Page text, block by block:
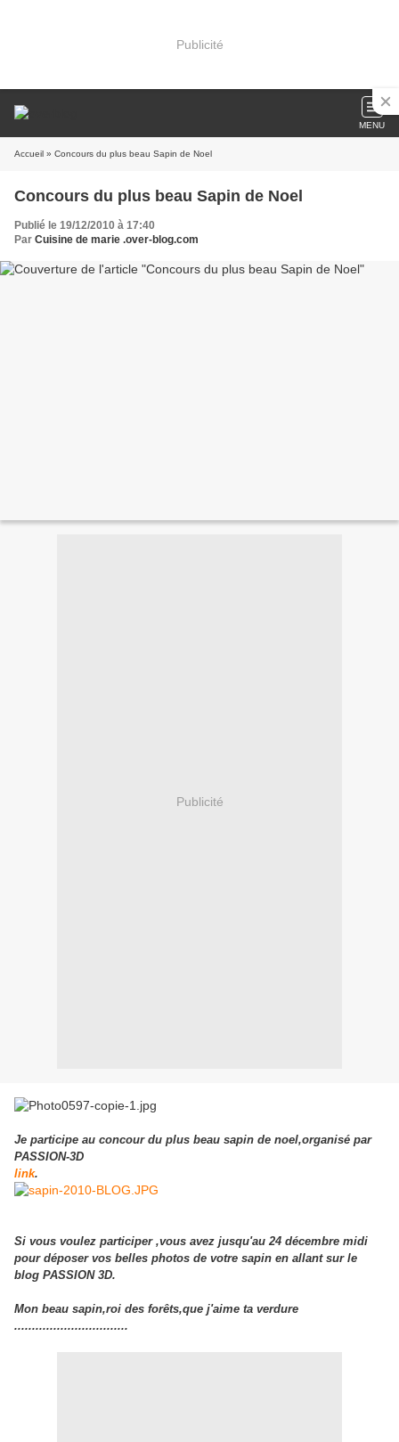
Publicité
MENU
Accueil » Concours du plus beau Sapin de Noel
Concours du plus beau Sapin de Noel
Publié le 19/12/2010 à 17:40
Par Cuisine de marie .over-blog.com
Publicité
Je participe au concour du plus beau sapin de noel,organisé par
PASSION-3D
link.
Si vous voulez participer ,vous avez jusqu'au 24 décembre midi
pour déposer vos belles photos de votre sapin en allant sur le
blog PASSION 3D.
Mon beau sapin,roi des forêts,que j'aime ta verdure
................................